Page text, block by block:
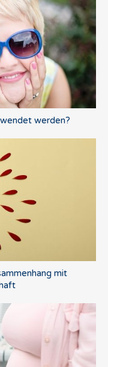
werden?
mit